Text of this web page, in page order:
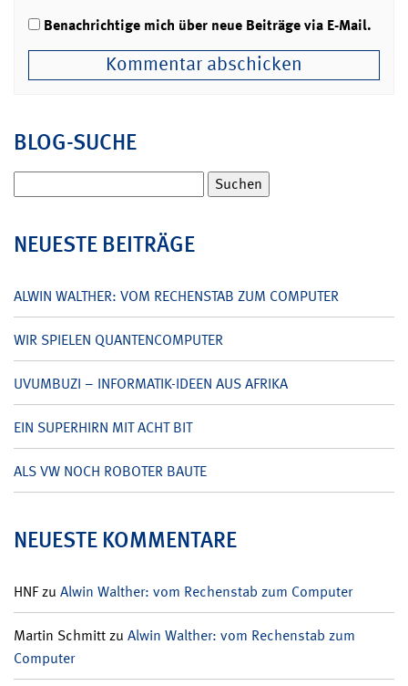
Benachrichtige mich über neue Beiträge via E-Mail.
BLOG-SUCHE
nach:
NEUESTE BEITRÄGE
ALWIN WALTHER: VOM RECHENSTAB ZUM COMPUTER
WIR SPIELEN QUANTENCOMPUTER
UVUMBUZI – INFORMATIK-IDEEN AUS AFRIKA
EIN SUPERHIRN MIT ACHT BIT
ALS VW NOCH ROBOTER BAUTE
NEUESTE KOMMENTARE
HNFzu Alwin Walther: vom Rechenstab zum Computer
Martin Schmittzu Alwin Walther: vom Rechenstab zum
Computer